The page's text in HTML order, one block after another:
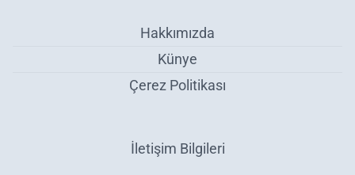
Hakkımızda
Künye
Çerez Politikası
İletişim Bilgileri